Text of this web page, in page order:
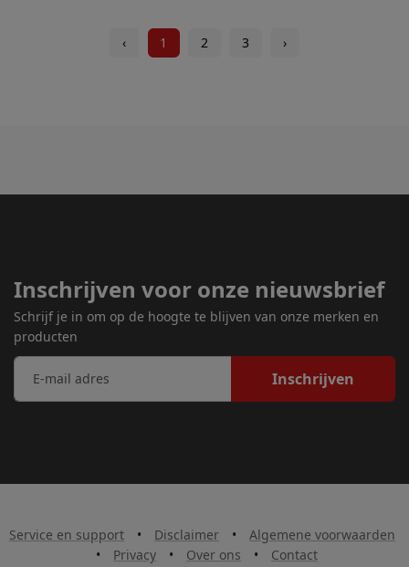
‹ 1 2 3 ›
Inschrijven voor onze nieuwsbrief
Schrijf je in om op de hoogte te blijven van onze merken en
producten
Inschrijven
Service en support • Disclaimer •
Algemene voorwaarden
•
Privacy • Over ons • Contact